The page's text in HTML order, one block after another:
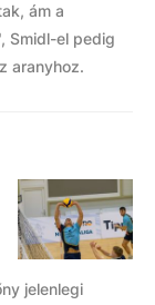
ám a
Smidl-el pedig
aranyhoz.
jelenlegi